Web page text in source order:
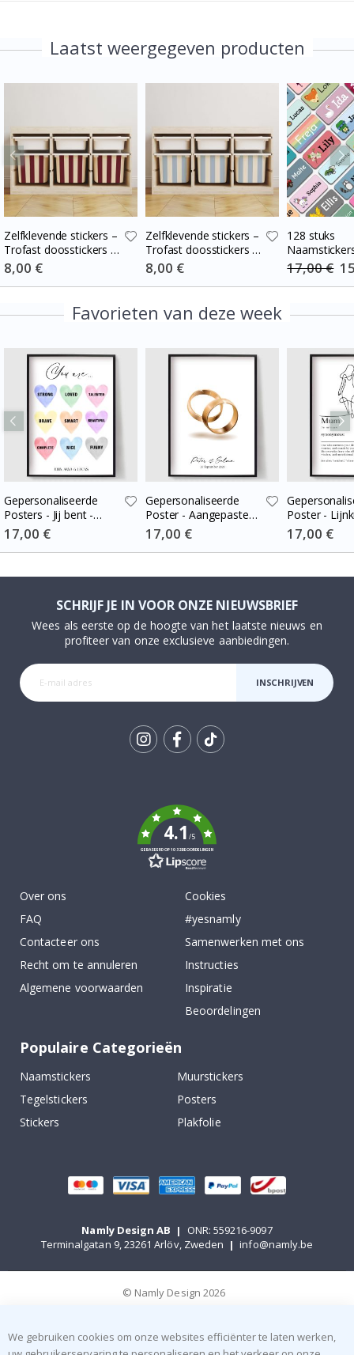
Laatst weergegeven producten
Zelfklevende stickers –
Trofast doosstickers /
Kies maat / Stripes
burgundy – cream
Special
Price
8,00 €
Zelfklevende stickers –
Trofast doosstickers /
Kies maat / Stripes
blue-cream
Special
Price
8,00 €
128 stuks
17,00 €
Favorieten van deze week
Gepersonaliseerde
Posters - Jij bent -
Aangepaste
Hartberichten
Special
Price
17,00 €
Gepersonaliseerde
Poster - Aangepaste
Gouden Trouwring
Special
Price
17,00 €
Poster -
Moeder
Special
Price
17,00 €
SCHRIJF JE IN VOOR ONZE NIEUWSBRIEF
Wees als eerste op de hoogte van het laatste nieuws en
profiteer van onze exclusieve aanbiedingen.
INSCHRIJVEN
4.1/5
GEBASEERD OP 1032 BEOORDELINGEN
Over ons
FAQ
Contacteer ons
Recht om te annuleren
Algemene voorwaarden
Cookies
#yesnamly
Samenwerken met ons
Instructies
Inspiratie
Beoordelingen
Populaire Categorieën
Naamstickers
Muurstickers
Tegelstickers
Posters
Stickers
Plakfolie
Namly Design AB |
ONR: 559216-9097
Terminalgatan 9, 23261 Arlöv, Zweden | info@namly.be
© Namly Design 2026
We gebruiken cookies om onze websites efficiënter te laten werken,